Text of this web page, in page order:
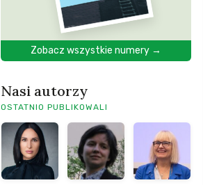
Zobacz wszystkie numery →
Nasi autorzy
OSTATNIO PUBLIKOWALI